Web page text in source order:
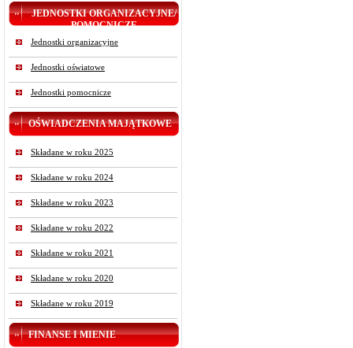
JEDNOSTKI ORGANIZACYJNE/
POMOCNICZE
Jednostki organizacyjne
Jednostki oświatowe
Jednostki pomocnicze
OŚWIADCZENIA MAJĄTKOWE
Składane w roku 2025
Składane w roku 2024
Składane w roku 2023
Składane w roku 2022
Składane w roku 2021
Składane w roku 2020
Składane w roku 2019
FINANSE I MIENIE